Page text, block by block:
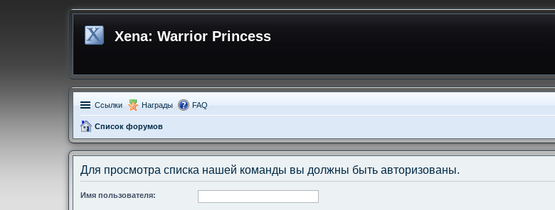
Xena: Warrior Princess
Ссылки Награды FAQ
Список форумов
Для просмотра списка нашей команды вы должны быть авторизованы.
Имя пользователя: